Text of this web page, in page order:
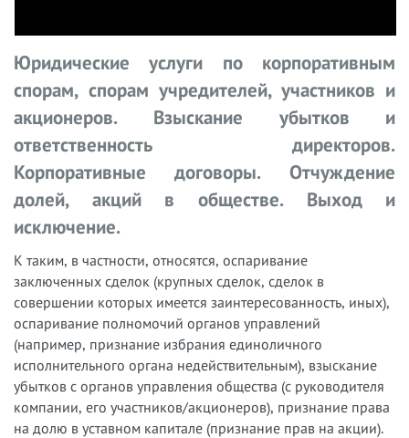
Юридические услуги по корпоративным
спорам, спорам учредителей, участников и
акционеров. Взыскание убытков и
ответственность директоров.
Корпоративные договоры. Отчуждение
долей, акций в обществе. Выход и
исключение.
К таким, в частности, относятся, оспаривание
заключенных сделок (крупных сделок, сделок в
совершении которых имеется заинтересованность, иных),
оспаривание полномочий органов управлений
(например, признание избрания единоличного
исполнительного органа недействительным), взыскание
убытков с органов управления общества (с руководителя
компании, его участников/акционеров), признание права
на долю в уставном капитале (признание прав на акции).